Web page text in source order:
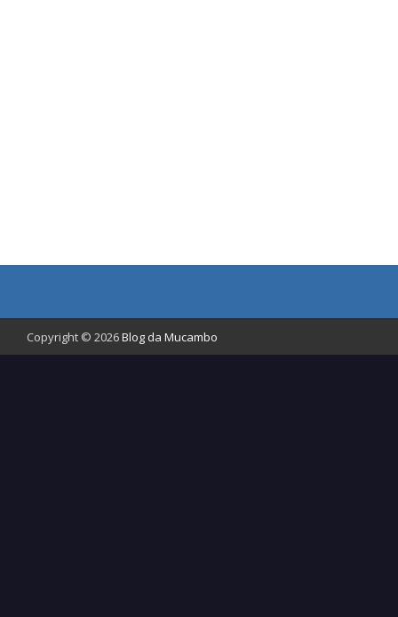
Copyright © 2026Blog da Mucambo